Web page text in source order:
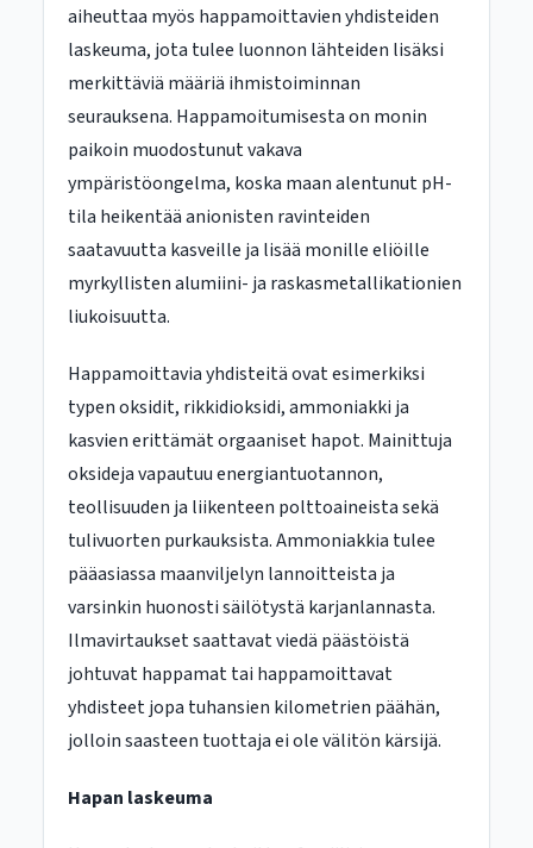
aiheuttaa myös happamoittavien yhdisteiden
laskeuma, jota tulee luonnon lähteiden lisäksi
merkittäviä määriä ihmistoiminnan
seurauksena. Happamoitumisesta on monin
paikoin muodostunut vakava
ympäristöongelma, koska maan alentunut pH-
tila heikentää anionisten ravinteiden
saatavuutta kasveille ja lisää monille eliöille
myrkyllisten alumiini- ja raskasmetallikationien
liukoisuutta.
Happamoittavia yhdisteitä ovat esimerkiksi
typen oksidit, rikkidioksidi, ammoniakki ja
kasvien erittämät orgaaniset hapot. Mainittuja
oksideja vapautuu energiantuotannon,
teollisuuden ja liikenteen polttoaineista sekä
tulivuorten purkauksista. Ammoniakkia tulee
pääasiassa maanviljelyn lannoitteista ja
varsinkin huonosti säilötystä karjanlannasta.
Ilmavirtaukset saattavat viedä päästöistä
johtuvat happamat tai happamoittavat
yhdisteet jopa tuhansien kilometrien päähän,
jolloin saasteen tuottaja ei ole välitön kärsijä.
Hapan laskeuma